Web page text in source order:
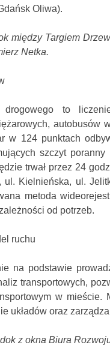
Oliwa).
między Targiem
Netka.
to
autobusów
w 124 punktach
szczyt poranny
trwał przez 24
ul. Kielnieńska, ul.
metoda
od potrzeb.
ruchu
na podstawie
transportowych,
w mieście.
układów oraz
z okna Biura